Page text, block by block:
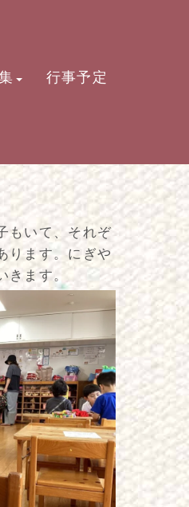
行事予定
もいて、それぞ
ります。にぎや
ます。